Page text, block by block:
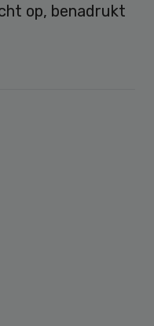
op, benadrukt